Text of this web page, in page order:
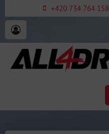
+420 734 764 158